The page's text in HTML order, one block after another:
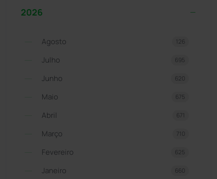
2026
Agosto 126
Julho 695
Junho 620
Maio 675
Abril 671
Março 710
Fevereiro 625
Janeiro 660